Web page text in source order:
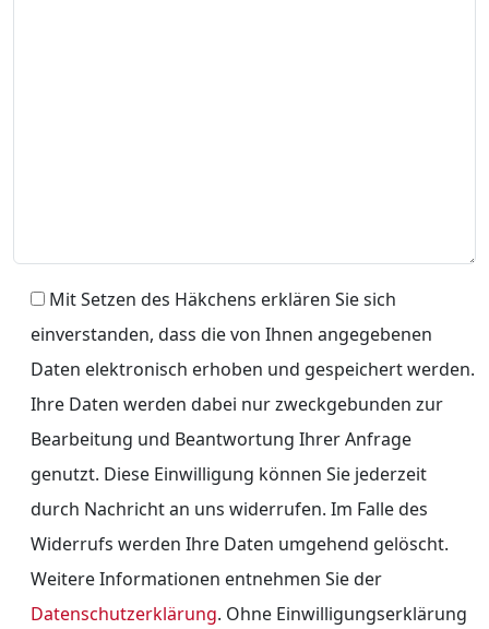
Mit Setzen des Häkchens erklären Sie sich
einverstanden, dass die von Ihnen angegebenen
Daten elektronisch erhoben und gespeichert werden.
Ihre Daten werden dabei nur zweckgebunden zur
Bearbeitung und Beantwortung Ihrer Anfrage
genutzt. Diese Einwilligung können Sie jederzeit
durch Nachricht an uns widerrufen. Im Falle des
Widerrufs werden Ihre Daten umgehend gelöscht.
Weitere Informationen entnehmen Sie der
Datenschutzerklärung. Ohne Einwilligungserklärung